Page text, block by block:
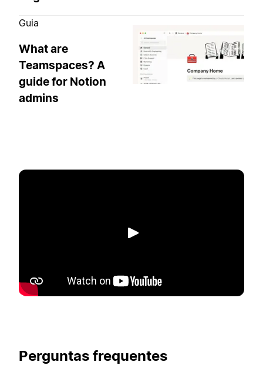
Guia
What are
Teamspaces? A
guide for Notion
admins
Reproduzir
Perguntas frequentes